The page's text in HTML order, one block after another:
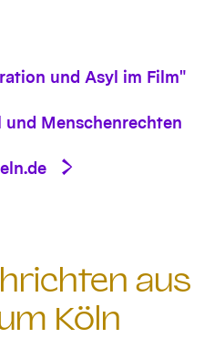
und Asyl im Film"
Menschenrechten
aus
Köln